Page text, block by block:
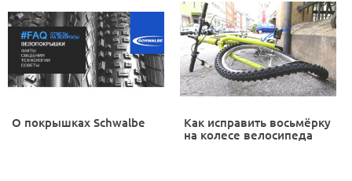
О покрышках Schwalbe
Как исправить восьмёрку
на колесе велосипеда